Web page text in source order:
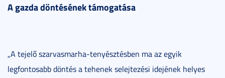
A gazda döntésének támogatása
„A tejelő szarvasmarha-tenyésztésben ma az egyik
legfontosabb döntés a tehenek selejtezési idejének helyes